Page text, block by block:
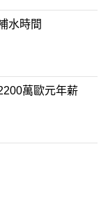
水時間
萬歐元年薪